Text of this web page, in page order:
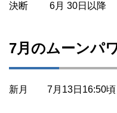
決断 6月 30日以降
7月のムーンパ
新月 7月13日16:50頃